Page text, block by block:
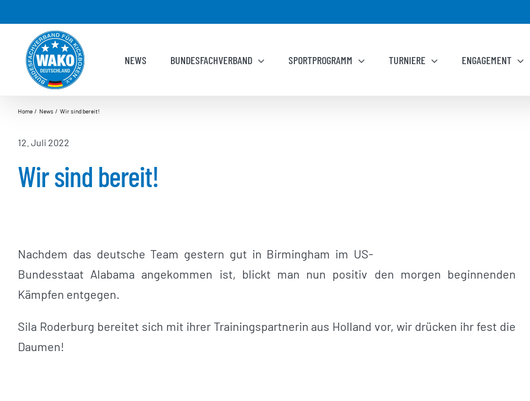
springen
NEWS BUNDESFACHVERBAND SPORTPROGRAMM TURNIERE ENGAGEMENT
Home News Wir sind bereit!
12. Juli 2022
Wir sind bereit!
Nachdem das deutsche Team gestern gut in Birmingham im US-
Bundesstaat Alabama angekommen ist, blickt man nun positiv den morgen beginnenden
Kämpfen entgegen.
Sila Roderburg bereitet sich mit ihrer Trainingspartnerin aus Holland vor, wir drücken ihr fest die
Daumen!